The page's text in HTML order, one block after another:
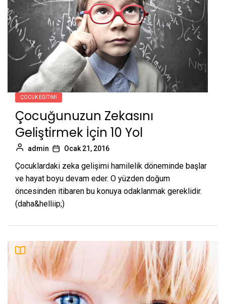
ÇOCUK EĞITIMI
Çocuğunuzun Zekasını
Geliştirmek İçin 10 Yol
admin Ocak 21, 2016
Çocuklardaki zeka gelişimi hamilelik döneminde başlar
ve hayat boyu devam eder. O yüzden doğum
öncesinden itibaren bu konuya odaklanmak gereklidir.
(daha&helliip;)